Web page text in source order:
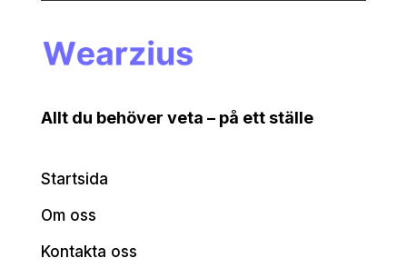
Allt du behöver veta – på ett ställe
Startsida
Om oss
Kontakta oss